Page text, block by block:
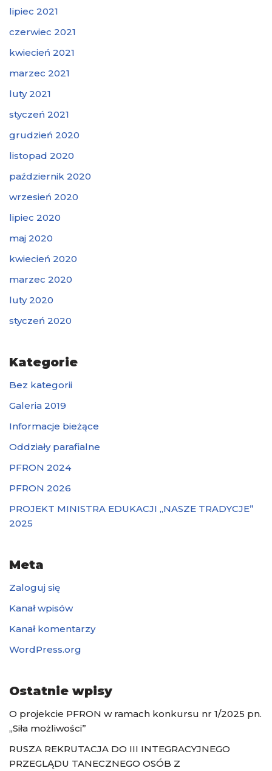
lipiec 2021
czerwiec 2021
kwiecień 2021
marzec 2021
luty 2021
styczeń 2021
grudzień 2020
listopad 2020
październik 2020
wrzesień 2020
lipiec 2020
maj 2020
kwiecień 2020
marzec 2020
luty 2020
styczeń 2020
Kategorie
Bez kategorii
Galeria 2019
Informacje bieżące
Oddziały parafialne
PFRON 2024
PFRON 2026
PROJEKT MINISTRA EDUKACJI „NASZE TRADYCJE”
2025
Meta
Zaloguj się
Kanał wpisów
Kanał komentarzy
WordPress.org
Ostatnie wpisy
O projekcie PFRON w ramach konkursu nr 1/2025 pn.
„Siła możliwości”
RUSZA REKRUTACJA DO III INTEGRACYJNEGO
PRZEGLĄDU TANECZNEGO OSÓB Z